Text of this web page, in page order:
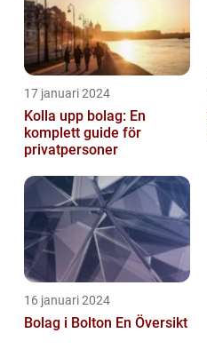
17 januari 2024
Kolla upp bolag: En
komplett guide för
privatpersoner
16 januari 2024
Bolag i Bolton En Översikt